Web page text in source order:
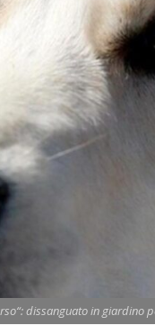
dissanguato in